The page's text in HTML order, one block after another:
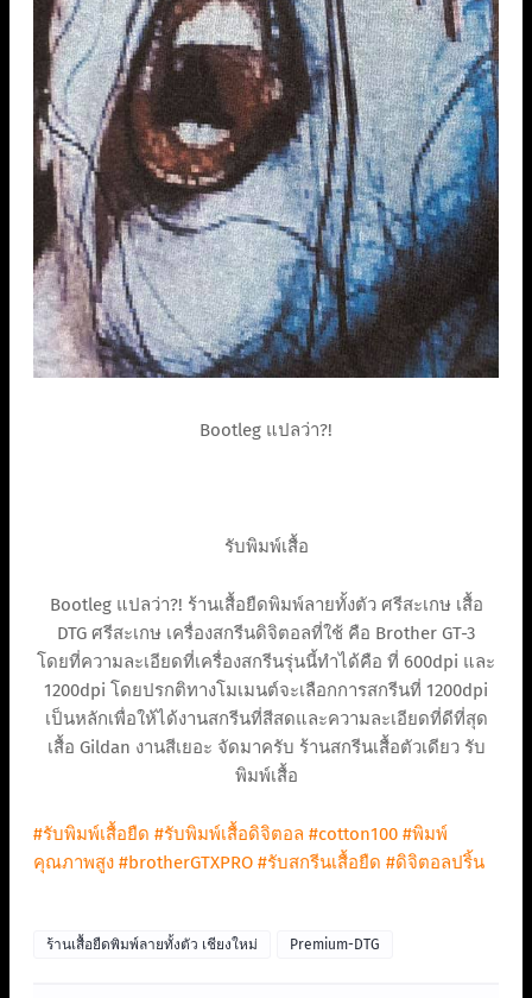
Bootleg แปลว่า?!
รับพิมพ์เสื้อ
Bootleg แปลว่า?! ร้านเสื้อยืดพิมพ์ลายทั้งตัว ศรีสะเกษ เสื้อ
DTG ศรีสะเกษ เครื่องสกรีนดิจิตอลที่ใช้ คือ Brother GT-3
โดยที่ความละเอียดที่เครื่องสกรีนรุ่นนี้ทำได้คือ ที่ 600dpi และ
1200dpi โดยปรกติทางโมเมนต์จะเลือกการสกรีนที่ 1200dpi
เป็นหลักเพื่อให้ได้งานสกรีนที่สีสดและความละเอียดที่ดีที่สุด
เสื้อ Gildan งานสีเยอะ จัดมาครับ ร้านสกรีนเสื้อตัวเดียว รับ
พิมพ์เสื้อ
#รับพิมพ์เสื้อยืด #รับพิมพ์เสื้อดิจิตอล #cotton100 #พิมพ์
คุณภาพสูง #brotherGTXPRO #รับสกรีนเสื้อยืด #ดิจิตอลปริ้น
ร้านเสื้อยืดพิมพ์ลายทั้งตัว เชียงใหม่ Premium-DTG